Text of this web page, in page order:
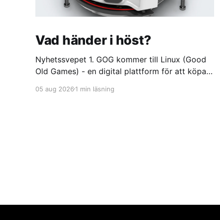
Vad händer i höst?
Nyhetssvepet 1. GOG kommer till Linux (Good
Old Games) - en digital plattform för att köpa
https://itsfoss.com/news/gog-galaxy-is-
05 aug 2026 1 min läsning